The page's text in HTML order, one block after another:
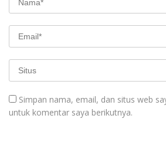
Simpan nama, email, dan situs web
untuk komentar saya berikutnya.